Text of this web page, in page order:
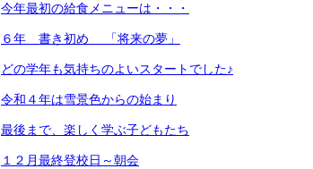
今年最初の給食メニューは・・・
６年 書き初め 「将来の夢」
どの学年も気持ちのよいスタートでした♪
令和４年は雪景色からの始まり
最後まで、楽しく学ぶ子どもたち
１２月最終登校日～朝会